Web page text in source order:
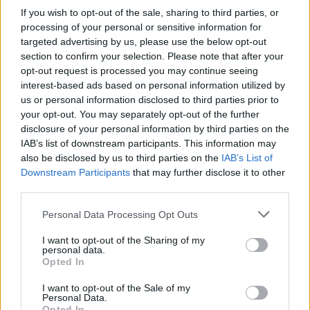
If you wish to opt-out of the sale, sharing to third parties, or
processing of your personal or sensitive information for
targeted advertising by us, please use the below opt-out
section to confirm your selection. Please note that after your
opt-out request is processed you may continue seeing
interest-based ads based on personal information utilized by
us or personal information disclosed to third parties prior to
your opt-out. You may separately opt-out of the further
disclosure of your personal information by third parties on the
IAB’s list of downstream participants. This information may
also be disclosed by us to third parties on the IAB’s List of
Downstream Participants that may further disclose it to other
Please note that this website/app uses one or more Google
not limited to your visit or usage behaviour. You may click to
grant or deny consent to Google and its third-party tags to
use your data for below specified purposes in below Google
consent section.
Personal Data Processing Opt Outs
I want to opt-out of the Sharing of my
personal data.
Opted In
I want to opt-out of the Sale of my
Personal Data.
ce
b
o
o
k
it
te
r
te
re
st
at
s
A
p
p
a
re
Articolo precedente
Prossimo articolo
NOTIZIE RECENTI
Le previsioni meteo per il weekend a Olbia e in
Gallura
Michelle Hunziker in Gallura, bella anche dal
vivo: un amico vip svela come fa
Calangianus, dopo le polemiche il centro
accoglienza minori chiude